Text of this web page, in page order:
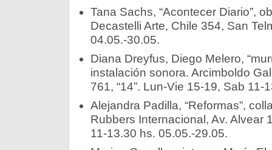
Tana Sachs, “Acontecer Diario”,
Decastelli Arte, Chile 354, San
04.05.-30.05.
Diana Dreyfus, Diego Melero,
instalación sonora. Arcimboldo
761, “14”. Lun-Vie 15-19, Sab 11-
Alejandra Padilla, “Reformas”,
Rubbers Internacional, Av. Alvear
11-13.30 hs. 05.05.-29.05.